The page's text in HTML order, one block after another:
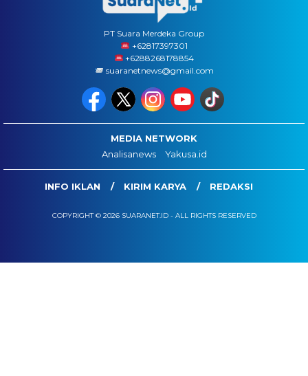
PT Suara Merdeka Group
‪+62817397301
+6288268178854
suaranetnews@gmail.com
MEDIA NETWORK
Analisanews
Yakusa.id
INFO IKLAN KIRIM KARYA REDAKSI
COPYRIGHT © 2026 SUARANET.ID - ALL RIGHTS RESERVED